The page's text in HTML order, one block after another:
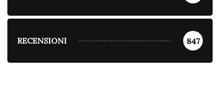
RECENSIONI 847